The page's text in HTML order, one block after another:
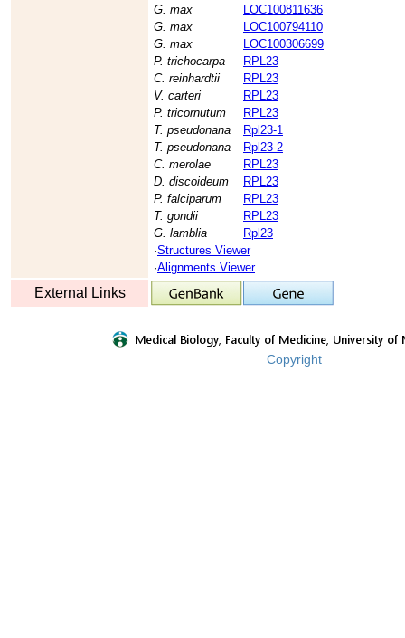
G. max
LOC100811636
G. max
LOC100794110
G. max
LOC100306699
P. trichocarpa
RPL23
C. reinhardtii
RPL23
V. carteri
RPL23
P. tricornutum
RPL23
T. pseudonana
Rpl23-1
T. pseudonana
Rpl23-2
C. merolae
RPL23
D. discoideum
RPL23
P. falciparum
RPL23
T. gondii
RPL23
G. lamblia
Rpl23
·Structures Viewer
·Alignments Viewer
External Links
Copyright